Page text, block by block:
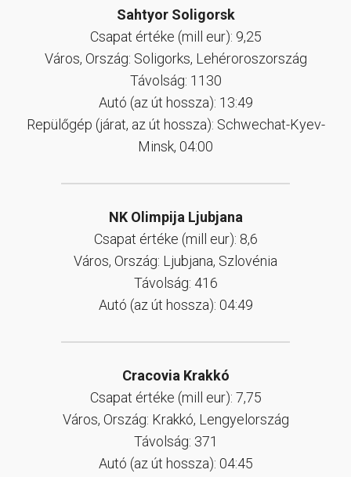
Sahtyor Soligorsk
Csapat értéke (mill eur): 9,25
Város, Ország: Soligorks, Lehéroroszország
Távolság: 1130
Autó (az út hossza): 13:49
Repülőgép (járat, az út hossza): Schwechat-Kyev-
Minsk, 04:00
NK Olimpija Ljubjana
Csapat értéke (mill eur): 8,6
Város, Ország: Ljubjana, Szlovénia
Távolság: 416
Autó (az út hossza): 04:49
Cracovia Krakkó
Csapat értéke (mill eur): 7,75
Város, Ország: Krakkó, Lengyelország
Távolság: 371
Autó (az út hossza): 04:45